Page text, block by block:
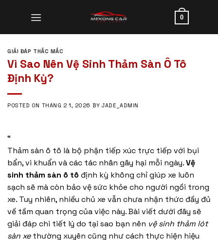
0
GIẢI ĐÁP THẮC MẮC
Vì Sao Nên Vệ Sinh Thảm Sàn Ô Tô
Định Kỳ?
POSTED ON THÁNG 2 1, 2026 BYJADE_ADMIN
“
Thảm sàn ô tô là bộ phận tiếp xúc trực tiếp với bụi
bẩn, vi khuẩn và các tác nhân gây hại mỗi ngày.Vệ
sinh thảm sàn ô tô định kỳ không chỉ giúp xe luôn
sạch sẽ mà còn bảo vệ sức khỏe cho người ngồi trong
xe. Tuy nhiên, nhiều chủ xe vẫn chưa nhận thức đầy đủ
về tầm quan trọng của việc này. Bài viết dưới đây sẽ
giải đáp chi tiết lý do tại sao bạn nên vệ sinh thảm lót
sàn xethường xuyên cũng như cách thực hiện hiệu